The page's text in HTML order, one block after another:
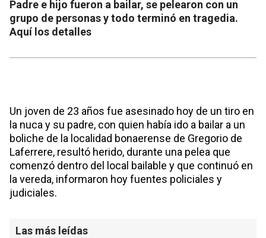
Padre e hijo fueron a bailar, se pelearon con un
grupo de personas y todo terminó en tragedia.
Aquí los detalles
Un joven de 23 años fue asesinado hoy de un tiro en
la nuca y su padre, con quien había ido a bailar a un
boliche de la localidad bonaerense de Gregorio de
Laferrere, resultó herido, durante una pelea que
comenzó dentro del local bailable y que continuó en
la vereda, informaron hoy fuentes policiales y
judiciales.
Las más leídas